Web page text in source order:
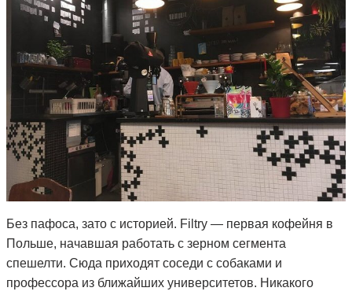
Без пафоса, зато с историей. Filtry — первая кофейня в
Польше, начавшая работать с зерном сегмента
спешелти. Сюда приходят соседи с собаками и
профессора из ближайших университетов. Никакого